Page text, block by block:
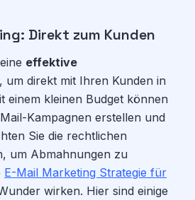
Direkt zum Kunden
effektive
, um direkt mit Ihren Kunden in
einem kleinen Budget können
Kampagnen erstellen und
Sie die rechtlichen
um Abmahnungen zu
E-Mail Marketing Strategie für
wirken. Hier sind einige